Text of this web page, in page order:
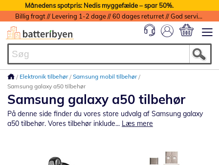
Månedens spotpris: Nedis myggefælde – spar 50%.
Billig fragt // Levering 1-2 dage // 60 dages returret // God service med garanti
Elektronik tilbehør Samsung mobil tilbehør
Samsung galaxy a50 tilbehør
Samsung galaxy a50 tilbehør
På denne side finder du vores store udvalg af Samsung galaxy
a50 tilbehør. Vores tilbehør inklude... Læs mere